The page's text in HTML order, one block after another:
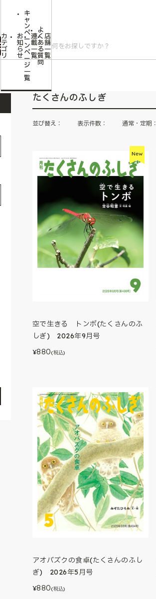
カ
テ
ゴ
リ
お
知
ら
せ
キ
ャ
ン
ペ
ー
ン
ペ
ー
ジ
一
覧
連
載
一
覧
よ
く
あ
る
質
問
店
舗
一
覧
福音館書店の絵本
たくさんのふしぎ
並び替え： 表示件数： 通常・定期：
空で生きる トンボ(たくさんのふ
しぎ) 2026年9月号
¥880(税込)
アオバズクの食卓(たくさんのふし
ぎ) 2026年5月号
¥880(税込)